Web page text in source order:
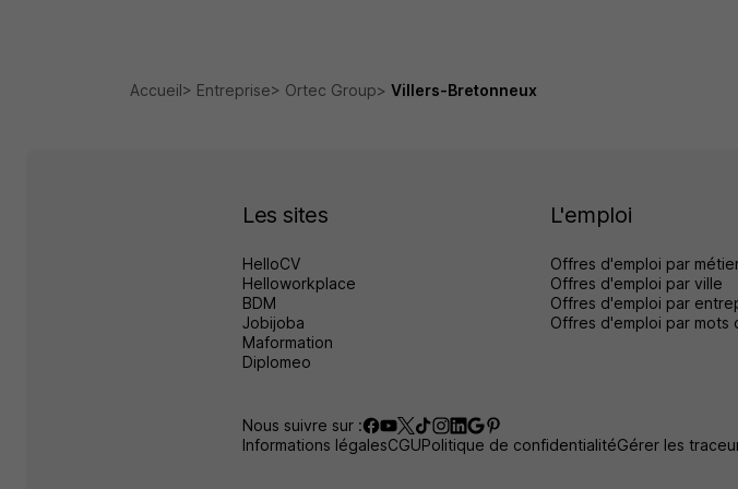
Accueil Entreprise Ortec Group Villers-Bretonneux
Les sites
HelloCV
Helloworkplace
BDM
Jobijoba
Maformation
Diplomeo
L'emploi
Offres d'emploi par
Offres d'emploi par ville
Offres d'emploi par
Offres d'emploi par mots
Nous suivre sur :
Informations légalesCGUPolitique de confidentialitéGérer les